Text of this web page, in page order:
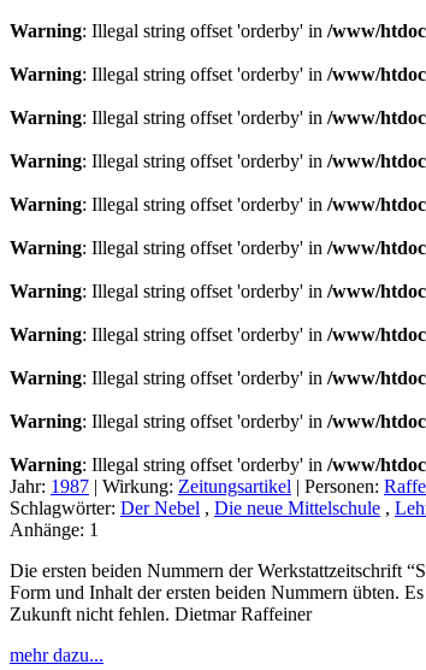
Warning: Illegal string offset 'orderby' in /www/
Warning: Illegal string offset 'orderby' in /www/
Warning: Illegal string offset 'orderby' in /www/
Warning: Illegal string offset 'orderby' in /www/
Warning: Illegal string offset 'orderby' in /www/
Warning: Illegal string offset 'orderby' in /www/
Warning: Illegal string offset 'orderby' in /www/
Warning: Illegal string offset 'orderby' in /www/
Warning: Illegal string offset 'orderby' in /www/
Warning: Illegal string offset 'orderby' in /www/
Warning: Illegal string offset 'orderby' in /www/
Jahr: 1987 | Wirkung: Zeitungsartikel | Personen:
Schlagwörter: Der Nebel , Die neue Mittelschule ,
Anhänge: 1
Die ersten beiden Nummern der Werkstattzeitschrift
Form und Inhalt der ersten beiden Nummern übten.
Zukunft nicht fehlen. Dietmar Raffeiner
mehr dazu...